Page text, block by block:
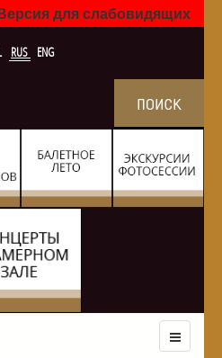
для слабовидящих
RUS ENG